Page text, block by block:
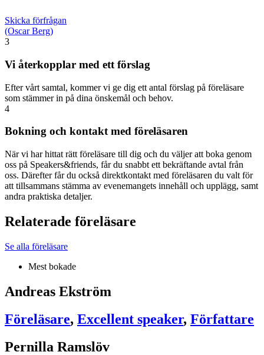
Skicka förfrågan
(Oscar Berg)
3
Vi återkopplar med ett förslag
Efter vårt samtal, kommer vi ge dig ett antal förslag på föreläsare
som stämmer in på dina önskemål och behov.
4
Bokning och kontakt med föreläsaren
När vi har hittat rätt föreläsare till dig och du väljer att boka genom
oss på Speakers&friends, får du snabbt ett bekräftande avtal från
oss. Därefter får du också direktkontakt med föreläsaren du valt för
att tillsammans stämma av evenemangets innehåll och upplägg, samt
andra praktiska detaljer.
Relaterade föreläsare
Se alla föreläsare
Mest bokade
Andreas Ekström
Föreläsare, Excellent speaker, Författare
Pernilla Ramslöv